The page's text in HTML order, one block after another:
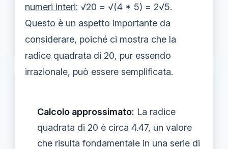
numeri interi: √20 = √(4 * 5) = 2√5.
Questo è un aspetto importante da
considerare, poiché ci mostra che la
radice quadrata di 20, pur essendo
irrazionale, può essere semplificata.
Calcolo approssimato: La radice
quadrata di 20 è circa 4.47, un valore
che risulta fondamentale in una serie di